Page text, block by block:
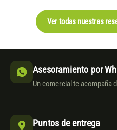
Ver todas nuestras
Asesoramiento por
Un comercial te acompaña
Puntos de entrega